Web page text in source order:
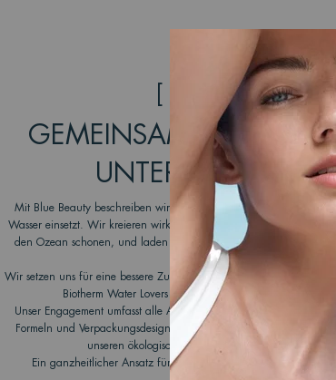
[ ENGAGEMENT ]
GEMEINSAM KÖNNEN
UNTERSCHIED
Mit Blue Beauty beschreiben wir bei Biotherm die Schönheit, die
Wasser einsetzt. Wir kreieren wirkungsvolle, umweltfreundliche
den Ozean schonen, und laden unsere Verbraucher dazu ein, sich
anzuschließen.
Wir setzen uns für eine bessere Zukunft unserer Ozeane ein, indem
Biotherm Water Lovers Programms mit engagierten NGOs
Unser Engagement umfasst alle Aspekte unserer
Formeln und Verpackungsdesigns zu verbessern, neue
unseren ökologischen Fußabdruck auf dem Wasser
Ein ganzheitlicher Ansatz für die Schönheit, der eine Welle des